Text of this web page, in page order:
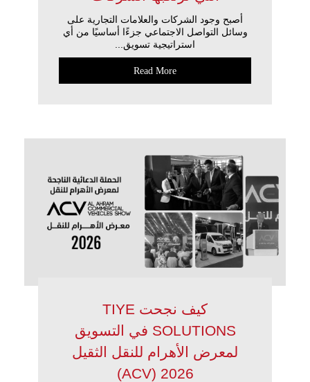
أصبح وجود الشركات والعلامات التجارية على
وسائل التواصل الاجتماعي جزءًا أساسيًا من أي
استراتيجية تسويق...
Read More
كيف نجحت TIYE
SOLUTIONS في التسويق
لمعرض الأهرام للنقل الثقيل
2026 (ACV)